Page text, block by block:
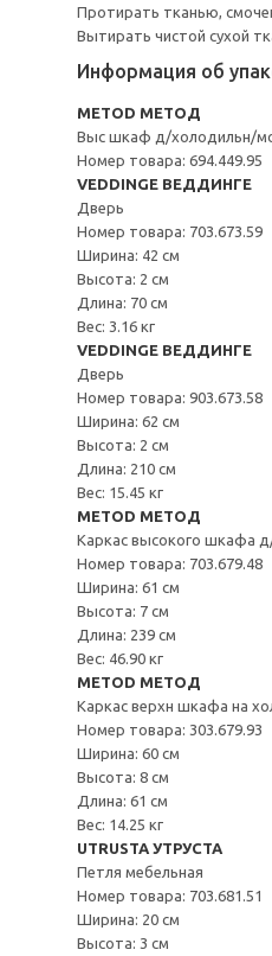
Протирать тканью,
Вытирать чистой сухой
Информация об
METOD МЕТОД
Выс шкаф д/холодильн/
Номер товара: 694.449.95
VEDDINGE ВЕДДИНГЕ
Дверь
Номер товара: 703.673.59
Ширина: 42 см
Высота: 2 см
Длина: 70 см
Вес: 3.16 кг
VEDDINGE ВЕДДИНГЕ
Дверь
Номер товара: 903.673.58
Ширина: 62 см
Высота: 2 см
Длина: 210 см
Вес: 15.45 кг
METOD МЕТОД
Каркас высокого шкафа
Номер товара: 703.679.48
Ширина: 61 см
Высота: 7 см
Длина: 239 см
Вес: 46.90 кг
METOD МЕТОД
Каркас верхн шкафа на
Номер товара: 303.679.93
Ширина: 60 см
Высота: 8 см
Длина: 61 см
Вес: 14.25 кг
UTRUSTA УТРУСТА
Петля мебельная
Номер товара: 703.681.51
Ширина: 20 см
Высота: 3 см